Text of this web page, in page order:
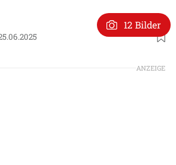
Foto: National Nuclear Security Administration
12 Bilder
ANZEIGE